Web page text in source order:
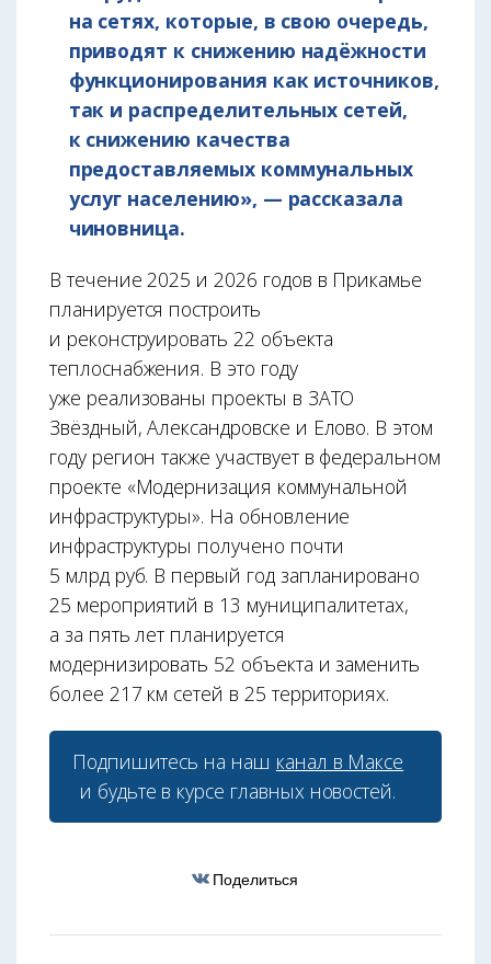
на сетях, которые, в свою очередь,
приводят к снижению надёжности
функционирования как источников,
так и распределительных сетей,
к снижению качества
предоставляемых коммунальных
услуг населению», — рассказала
чиновница.
В течение 2025 и 2026 годов в Прикамье
планируется построить
и реконструировать 22 объекта
теплоснабжения. В это году
уже реализованы проекты в ЗАТО
Звёздный, Александровске и Елово. В этом
году регион также участвует в федеральном
проекте «Модернизация коммунальной
инфраструктуры». На обновление
инфраструктуры получено почти
5 млрд руб. В первый год запланировано
25 мероприятий в 13 муниципалитетах,
а за пять лет планируется
модернизировать 52 объекта и заменить
более 217 км сетей в 25 территориях.
Подпишитесь на наш канал в Максе
и будьте в курсе главных новостей.
Поделиться